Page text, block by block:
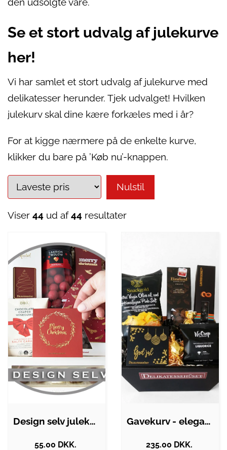
den udsolgte vare.
Se et stort udvalg af julekurve
her!
Vi har samlet et stort udvalg af julekurve med
delikatesser herunder. Tjek udvalget! Hvilken
julekurv skal dine kære forkæles med i år?
For at kigge nærmere på de enkelte kurve,
klikker du bare på ’Køb nu’-knappen.
Nulstil
Viser 44 ud af44 resultater
Design selv julekurv
55.00 DKK.
Gavekurv - elegant julekurv med søde…
235.00 DKK.